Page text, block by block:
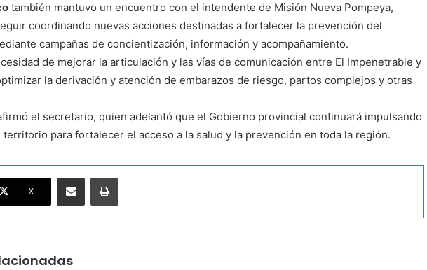
también mantuvo un encuentro con el intendente de Misión Nueva Pompeya,
coordinando nuevas acciones destinadas a fortalecer la prevención del
campañas de concientización, información y acompañamiento.
de mejorar la articulación y las vías de comunicación entre El Impenetrable y
la derivación y atención de embarazos de riesgo, partos complejos y otras
el secretario, quien adelantó que el Gobierno provincial continuará impulsando
para fortalecer el acceso a la salud y la prevención en toda la región.
X